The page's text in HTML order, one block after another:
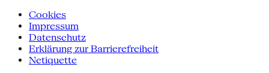
Cookies
Impressum
Datenschutz
Erklärung zur Barrierefreiheit
Netiquette